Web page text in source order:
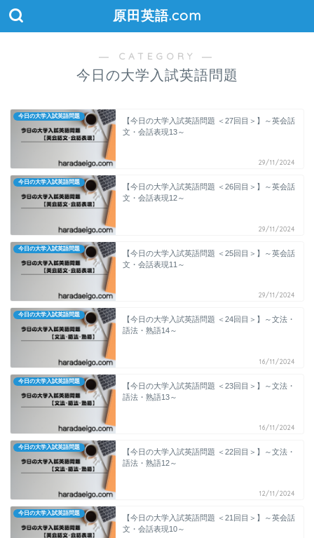
原田英語.com
― CATEGORY ―
今日の大学入試英語問題
今日の大学入試英語問題
【今日の大学入試英語問題 ＜27回目＞】～英会話
文・会話表現13～
29/11/2024
今日の大学入試英語問題
【今日の大学入試英語問題 ＜26回目＞】～英会話
文・会話表現12～
29/11/2024
今日の大学入試英語問題
【今日の大学入試英語問題 ＜25回目＞】～英会話
文・会話表現11～
29/11/2024
今日の大学入試英語問題
【今日の大学入試英語問題 ＜24回目＞】～文法・
語法・熟語14～
16/11/2024
今日の大学入試英語問題
【今日の大学入試英語問題 ＜23回目＞】～文法・
語法・熟語13～
16/11/2024
今日の大学入試英語問題
【今日の大学入試英語問題 ＜22回目＞】～文法・
語法・熟語12～
12/11/2024
今日の大学入試英語問題
【今日の大学入試英語問題 ＜21回目＞】～英会話
文・会話表現10～